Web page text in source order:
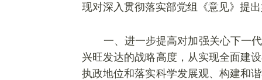
现对深入贯彻落实部党组《意见》提
一、进一步提高对加强关心下一
兴旺发达的战略高度，从实现全面建
执政地位和落实科学发展观、构建和